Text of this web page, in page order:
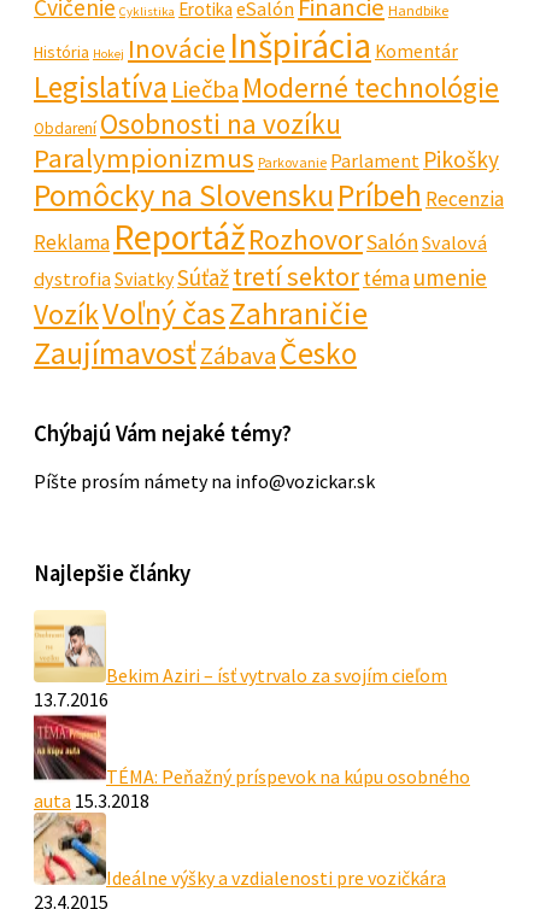
Cvičenie Cyklistika Erotika eSalón Financie Handbike
História Hokej Inovácie Inšpirácia Komentár
Legislatíva Liečba Moderné technológie
Obdarení Osobnosti na vozíku
Paralympionizmus Parkovanie Parlament Pikošky
Pomôcky na SlovenskuPríbeh Recenzia
Reklama ReportážRozhovorSalón Svalová
dystrofiaSviatkySúťažtretí sektortéma umenie
VozíkVoľný časZahraničie
ZaujímavosťZábavaČesko
Chýbajú Vám nejaké témy?
Píšte prosím námety na info@vozickar.sk
Najlepšie články
Bekim Aziri – ísť vytrvalo za svojím cieľom
13.7.2016
TÉMA: Peňažný príspevok na kúpu osobného
auta 15.3.2018
Ideálne výšky a vzdialenosti pre vozičkára
23.4.2015